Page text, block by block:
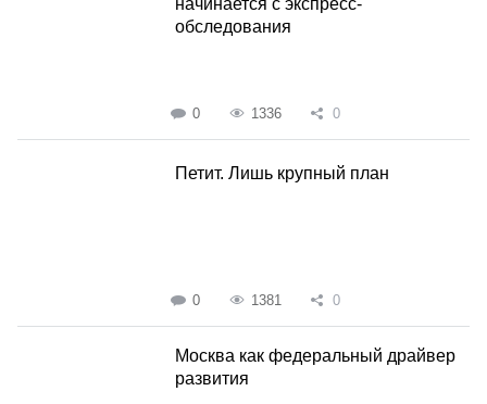
начинается с экспресс-
обследования
0 1336 0
Петит. Лишь крупный план
0 1381 0
Москва как федеральный драйвер
развития